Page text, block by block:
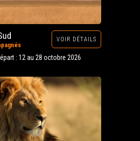
VOIR DÉTAILS
: 12 au 28 octobre 2026